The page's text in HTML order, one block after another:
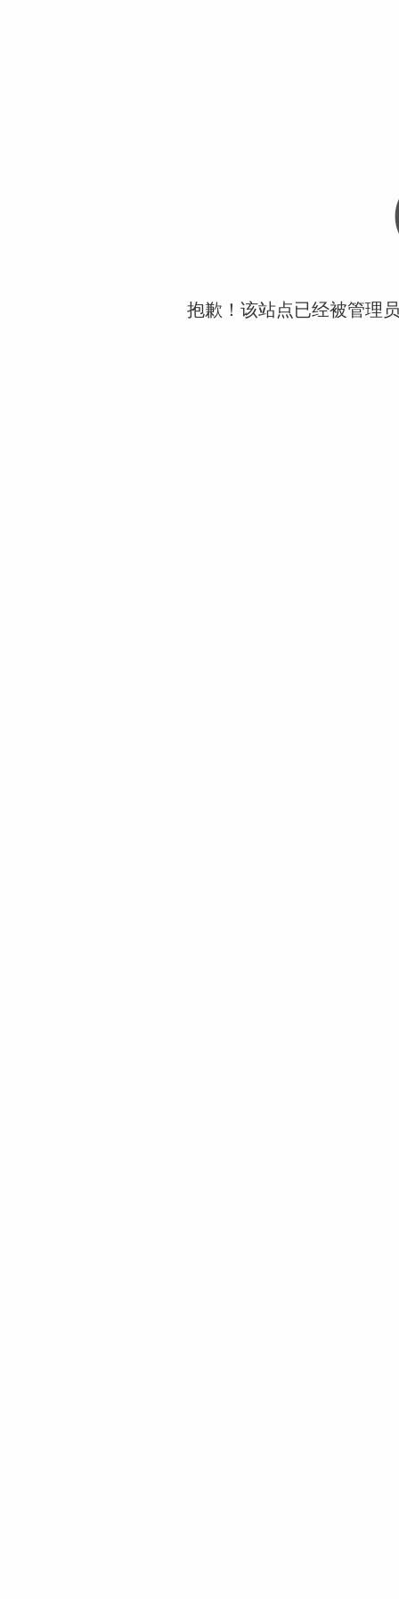
抱歉！该站点已经被管理